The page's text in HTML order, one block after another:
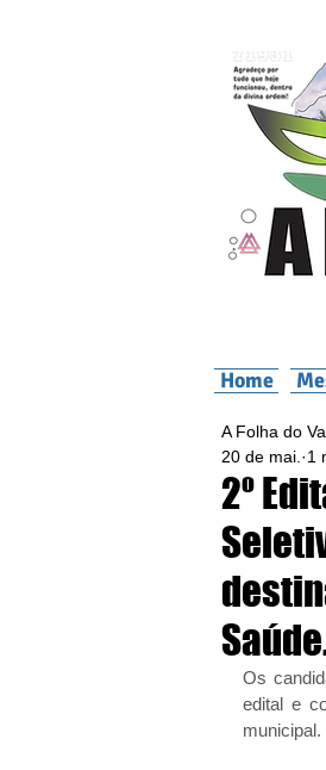
Home
2º
A Folha do
20 de mai.
1
Os
edital e
municipal.